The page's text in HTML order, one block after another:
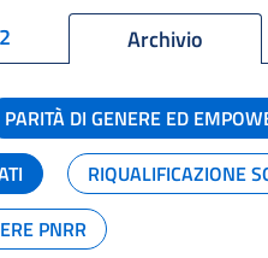
Archivio
PARITÀ DI GENERE ED
RIQUALIFICAZIONE
PNRR